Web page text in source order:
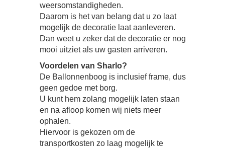
weersomstandigheden.
Daarom is het van belang dat u zo laat
mogelijk de decoratie laat aanleveren.
Dan weet u zeker dat de decoratie er nog
mooi uitziet als uw gasten arriveren.
Voordelen van Sharlo?
De Ballonnenboog is inclusief frame, dus
geen gedoe met borg.
U kunt hem zolang mogelijk laten staan
en na afloop komen wij niets meer
ophalen.
Hiervoor is gekozen om de
transportkosten zo laag mogelijk te